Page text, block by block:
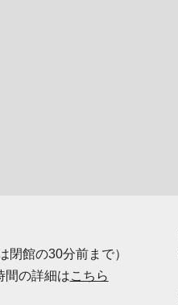
閉館の30分前まで）
間の詳細はこちら